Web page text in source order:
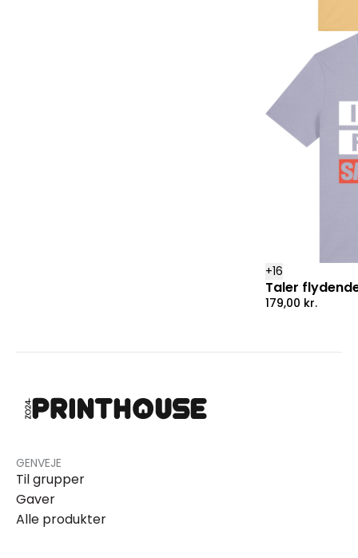
+16
Taler
179,00 kr.
GENVEJE
Til grupper
Gaver
Alle produkter